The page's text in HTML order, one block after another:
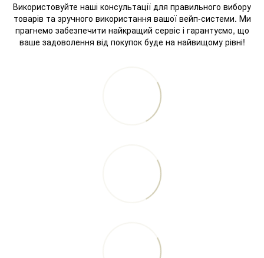
Використовуйте наші консультації для правильного вибору
товарів та зручного використання вашої вейп-системи. Ми
прагнемо забезпечити найкращий сервіс і гарантуємо, що
ваше задоволення від покупок буде на найвищому рівні!